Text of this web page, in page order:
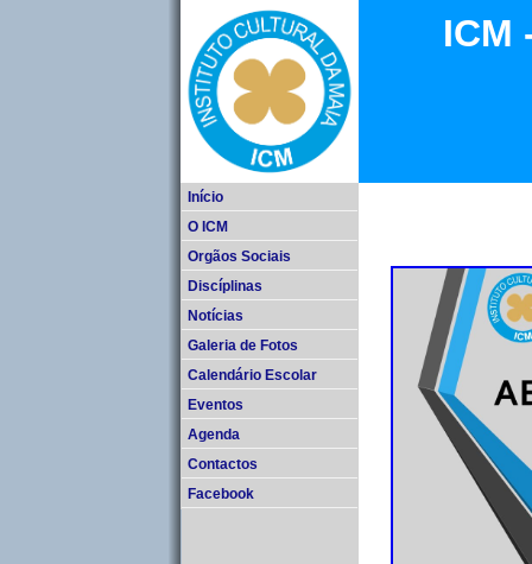
ICM
Início
O ICM
Orgãos Sociais
Discíplinas
Notícias
Galeria de Fotos
Calendário Escolar
Eventos
Agenda
Contactos
Facebook